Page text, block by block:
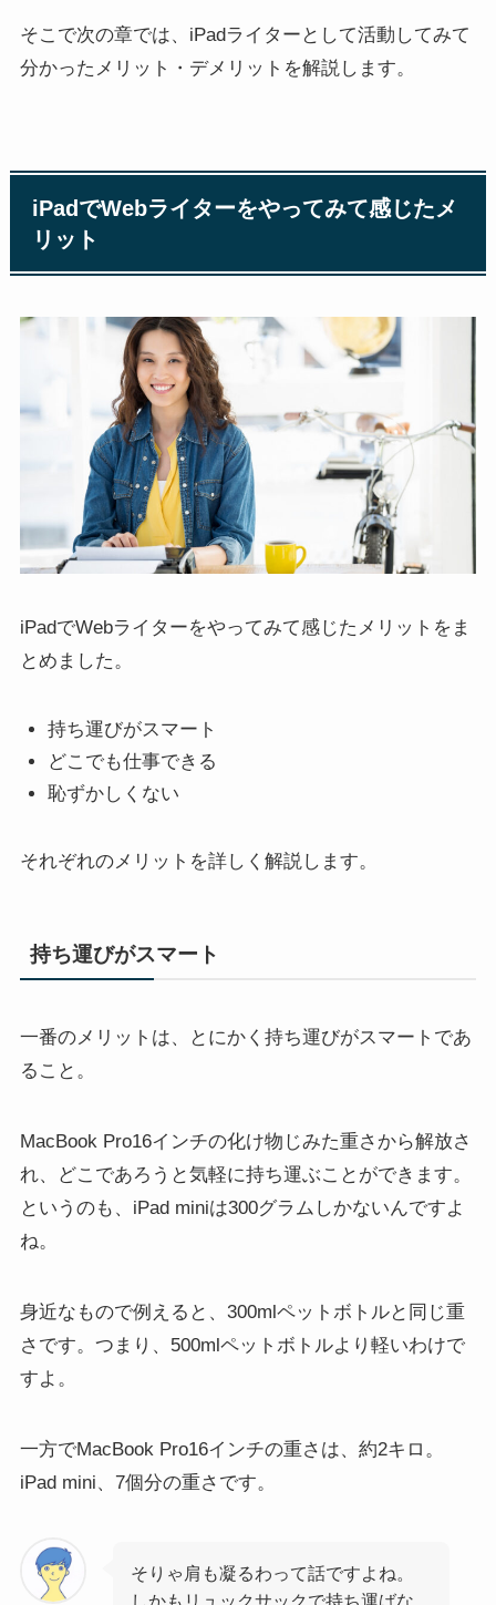
そこで次の章では、iPadライターとして活動してみて
分かったメリット・デメリットを解説します。
iPadでWebライターをやってみて感じたメ
リット
iPadでWebライターをやってみて感じたメリットをま
とめました。
持ち運びがスマート
どこでも仕事できる
恥ずかしくない
それぞれのメリットを詳しく解説します。
持ち運びがスマート
一番のメリットは、とにかく持ち運びがスマートであ
ること。
MacBook Pro16インチの化け物じみた重さから解放さ
れ、どこであろうと気軽に持ち運ぶことができます。
というのも、iPad miniは300グラムしかないんですよ
ね。
身近なもので例えると、300mlペットボトルと同じ重
さです。つまり、500mlペットボトルより軽いわけで
すよ。
一方でMacBook Pro16インチの重さは、約2キロ。
iPad mini、7個分の重さです。
そりゃ肩も凝るわって話ですよね。